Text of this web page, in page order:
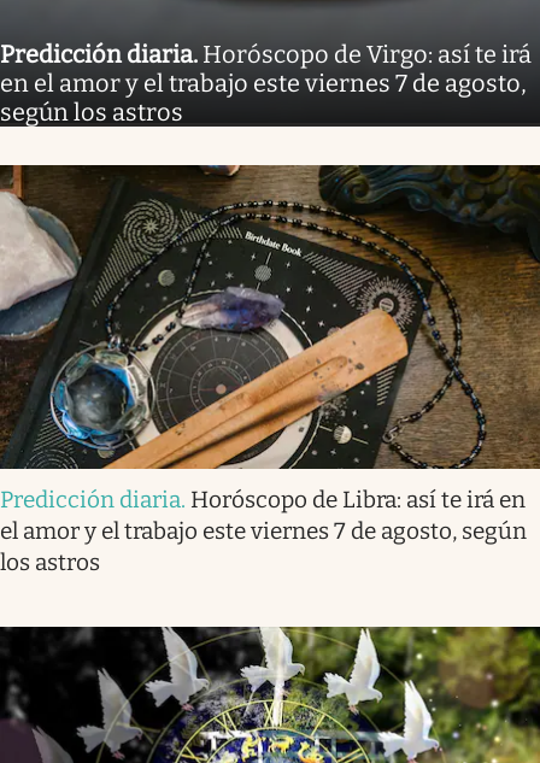
Predicción diaria. Horóscopo de Virgo: así te irá
en el amor y el trabajo este viernes 7 de agosto,
según los astros
Predicción diaria. Horóscopo de Libra: así te irá en
el amor y el trabajo este viernes 7 de agosto, según
los astros